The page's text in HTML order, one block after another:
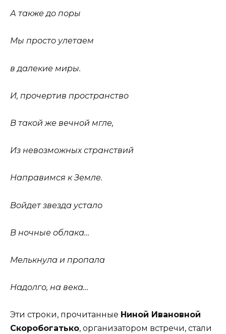
А также до поры
Мы просто улетаем
в далекие миры.
И, прочертив пространство
В такой же вечной мгле,
Из невозможных странствий
Направимся к Земле.
Войдет звезда устало
В ночные облака…
Мелькнула и пропала
Надолго, на века…
Эти строки, прочитанные Ниной Ивановной
Скоробогатько, организатором встречи, стали